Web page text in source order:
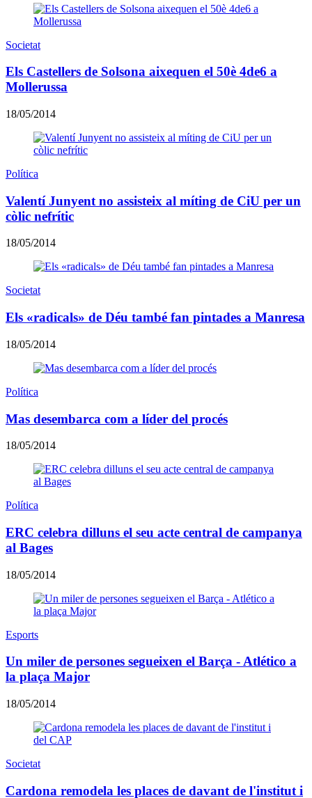
Societat
Els Castellers de Solsona aixequen el 50è 4de6 a
Mollerussa
18/05/2014
Política
Valentí Junyent no assisteix al míting de CiU per un
còlic nefrític
18/05/2014
Societat
Els «radicals» de Déu també fan pintades a Manresa
18/05/2014
Política
Mas desembarca com a líder del procés
18/05/2014
Política
ERC celebra dilluns el seu acte central de campanya
al Bages
18/05/2014
Esports
Un miler de persones segueixen el Barça - Atlético a
la plaça Major
18/05/2014
Societat
Cardona remodela les places de davant de l'institut i